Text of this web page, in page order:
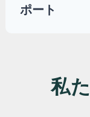
ポート
私